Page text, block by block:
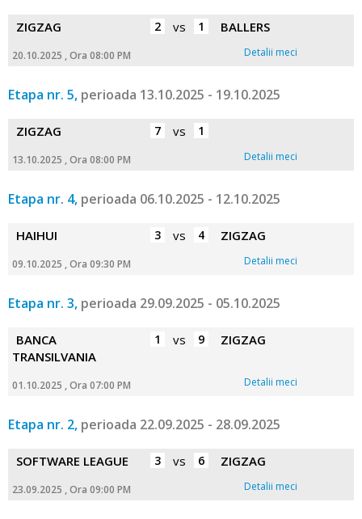
ZIGZAG 2 vs 1 BALLERS
20.10.2025 , Ora 08:00 PM Detalii meci
Etapa nr. 5, perioada 13.10.2025 - 19.10.2025
ZIGZAG 7 vs 1
13.10.2025 , Ora 08:00 PM Detalii meci
Etapa nr. 4, perioada 06.10.2025 - 12.10.2025
HAIHUI 3 vs 4 ZIGZAG
09.10.2025 , Ora 09:30 PM Detalii meci
Etapa nr. 3, perioada 29.09.2025 - 05.10.2025
BANCA
TRANSILVANIA
1 vs 9 ZIGZAG
01.10.2025 , Ora 07:00 PM Detalii meci
Etapa nr. 2, perioada 22.09.2025 - 28.09.2025
SOFTWARE LEAGUE 3 vs 6 ZIGZAG
23.09.2025 , Ora 09:00 PM Detalii meci